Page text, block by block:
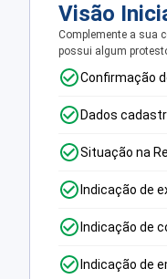
Visão
Complemente a sua
possui algum
Confirmação
Dados
Situação na
Indicação de
Indicação de
Indicação de